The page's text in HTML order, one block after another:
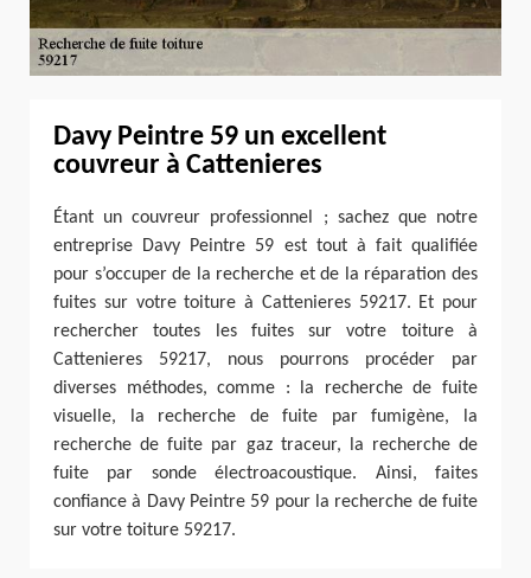
Davy Peintre 59 un excellent
couvreur à Cattenieres
Étant un couvreur professionnel ; sachez que notre
entreprise Davy Peintre 59 est tout à fait qualifiée
pour s’occuper de la recherche et de la réparation des
fuites sur votre toiture à Cattenieres 59217. Et pour
rechercher toutes les fuites sur votre toiture à
Cattenieres 59217, nous pourrons procéder par
diverses méthodes, comme : la recherche de fuite
visuelle, la recherche de fuite par fumigène, la
recherche de fuite par gaz traceur, la recherche de
fuite par sonde électroacoustique. Ainsi, faites
confiance à Davy Peintre 59 pour la recherche de fuite
sur votre toiture 59217.